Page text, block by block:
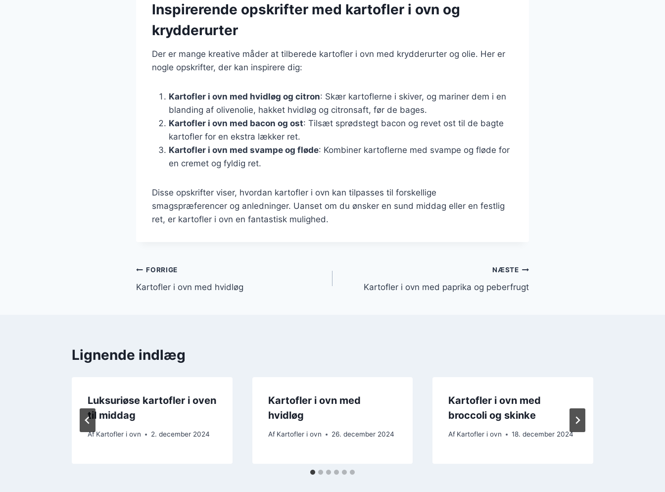
Inspirerende opskrifter med kartofler i ovn og
krydderurter
Der er mange kreative måder at tilberede kartofler i ovn med krydderurter og olie. Her er
nogle opskrifter, der kan inspirere dig:
Kartofler i ovn med hvidløg og citron: Skær kartoflerne i skiver, og mariner dem i en
blanding af olivenolie, hakket hvidløg og citronsaft, før de bages.
Kartofler i ovn med bacon og ost: Tilsæt sprødstegt bacon og revet ost til de bagte
kartofler for en ekstra lækker ret.
Kartofler i ovn med svampe og fløde: Kombiner kartoflerne med svampe og fløde for
en cremet og fyldig ret.
Disse opskrifter viser, hvordan kartofler i ovn kan tilpasses til forskellige
smagspræferencer og anledninger. Uanset om du ønsker en sund middag eller en festlig
ret, er kartofler i ovn en fantastisk mulighed.
Indlægsnavigation
FORRIGE
Kartofler i ovn med hvidløg
NÆSTE
Kartofler i ovn med paprika og peberfrugt
Lignende indlæg
Luksuriøse kartofler i oven
til middag
Af Kartofler i ovn 2. december 2024
Kartofler i ovn med
hvidløg
Af Kartofler i ovn 26. december 2024
Kartofler i ovn med
broccoli og skinke
Af Kartofler i ovn 18. december 2024